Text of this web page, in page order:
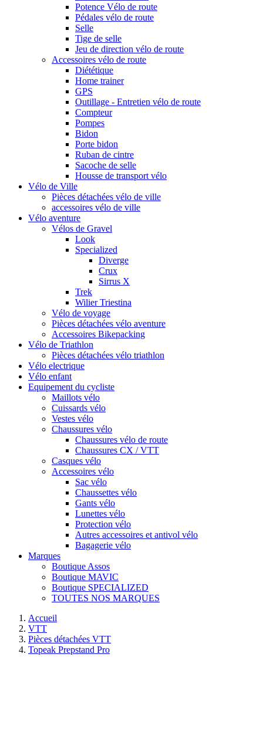
Potence Vélo de route
Pédales vélo de route
Selle
Tige de selle
Jeu de direction vélo de route
Accessoires vélo de route
Diététique
Home trainer
GPS
Outillage - Entretien vélo de route
Compteur
Pompes
Bidon
Porte bidon
Ruban de cintre
Sacoche de selle
Housse de transport vélo
Vélo de Ville
Pièces détachées vélo de ville
accessoires vélo de ville
Vélo aventure
Vélos de Gravel
Look
Specialized
Diverge
Crux
Sirrus X
Trek
Wilier Triestina
Vélo de voyage
Pièces détachées vélo aventure
Accessoires Bikepacking
Vélo de Triathlon
Pièces détachées vélo triathlon
Vélo electrique
Vélo enfant
Equipement du cycliste
Maillots vélo
Cuissards vélo
Vestes vélo
Chaussures vélo
Chaussures vélo de route
Chaussures CX / VTT
Casques vélo
Accessoires vélo
Sac vélo
Chaussettes vélo
Gants vélo
Lunettes vélo
Protection vélo
Autres accessoires et antivol vélo
Bagagerie vélo
Marques
Boutique Assos
Boutique MAVIC
Boutique SPECIALIZED
TOUTES NOS MARQUES
Accueil
VTT
Pièces détachées VTT
Topeak Prepstand Pro